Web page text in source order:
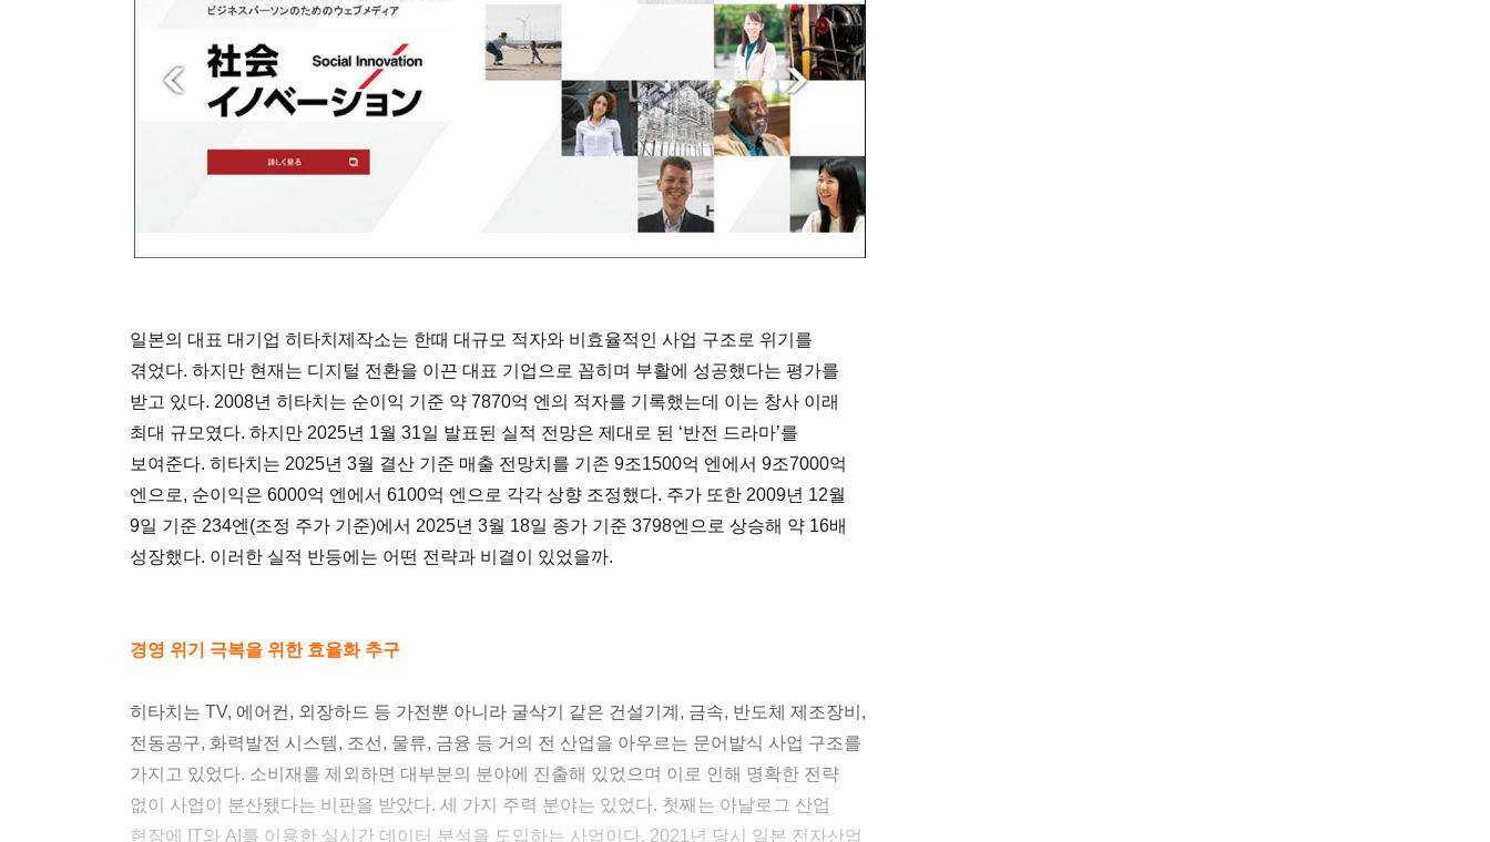
일본의 대표 대기업 히타치제작소는 한때 대규모 적자와 비효율적인 사업 구조로 위기를
겪었다. 하지만 현재는 디지털 전환을 이끈 대표 기업으로 꼽히며 부활에 성공했다는 평가를
받고 있다. 2008년 히타치는 순이익 기준 약 7870억 엔의 적자를 기록했는데 이는 창사 이래
최대 규모였다. 하지만 2025년 1월 31일 발표된 실적 전망은 제대로 된 ‘반전 드라마’를
보여준다. 히타치는 2025년 3월 결산 기준 매출 전망치를 기존 9조1500억 엔에서 9조7000억
엔으로, 순이익은 6000억 엔에서 6100억 엔으로 각각 상향 조정했다. 주가 또한 2009년 12월
9일 기준 234엔(조정 주가 기준)에서 2025년 3월 18일 종가 기준 3798엔으로 상승해 약 16배
성장했다. 이러한 실적 반등에는 어떤 전략과 비결이 있었을까.
경영 위기 극복을 위한 효율화 추구
히타치는 TV, 에어컨, 외장하드 등 가전뿐 아니라 굴삭기 같은 건설기계, 금속, 반도체 제조장비,
전동공구, 화력발전 시스템, 조선, 물류, 금융 등 거의 전 산업을 아우르는 문어발식 사업 구조를
가지고 있었다. 소비재를 제외하면 대부분의 분야에 진출해 있었으며 이로 인해 명확한 전략
없이 사업이 분산됐다는 비판을 받았다. 세 가지 주력 분야는 있었다. 첫째는 아날로그 산업
현장에 IT와 AI를 이용한 실시간 데이터 분석을 도입하는 사업이다. 2021년 당시 일본 전자산업